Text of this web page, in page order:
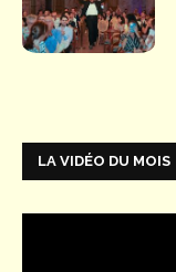
LA VIDÉO DU MOIS